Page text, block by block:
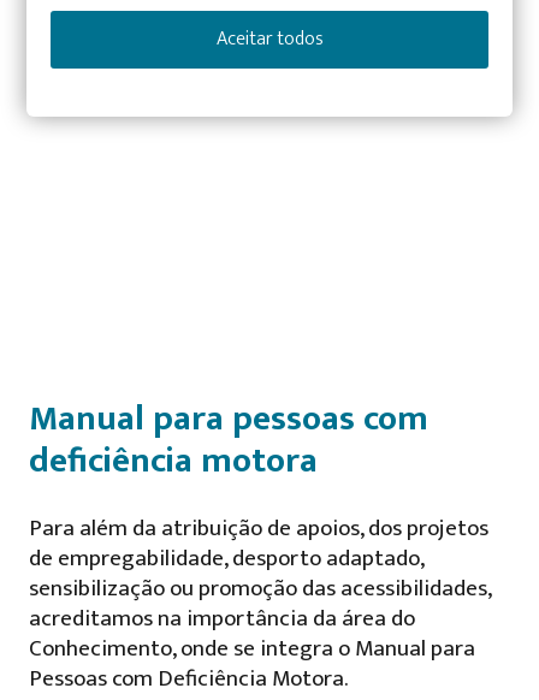
Manual para pessoas com
deficiência motora
Para além da atribuição de apoios, dos projetos
de empregabilidade, desporto adaptado,
sensibilização ou promoção das acessibilidades,
acreditamos na importância da área do
Conhecimento, onde se integra o Manual para
Pessoas com Deficiência Motora.
Aceitar todos